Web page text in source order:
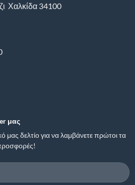
Χαλκίδα 34100
μας
μας δελτίο για να λαμβάνετε πρώτοι τα